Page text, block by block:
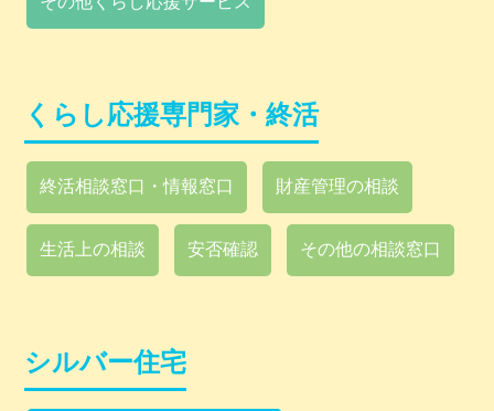
くらし応援専門家・終活
終活相談窓口・情報窓口 財産管理の相談
生活上の相談 安否確認 その他の相談窓口
シルバー住宅